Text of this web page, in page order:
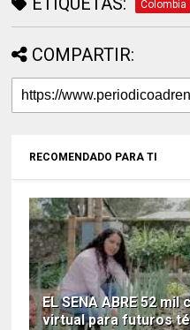
Colombia
COMPARTIR:
RECOMENDADO PARA TI
EL SENA ABRE 52
virtual para futuros